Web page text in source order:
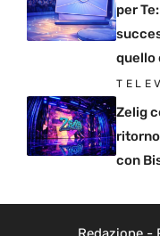
per
quello
Zelig
con